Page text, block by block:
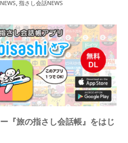
, 指さし会話NEWS
『旅の指さし会話帳』をはじ